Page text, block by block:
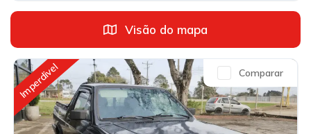
Visão do mapa
Imperdivel Comparar